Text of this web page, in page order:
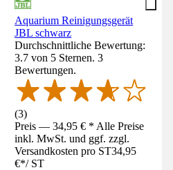
Aquarium Reinigungsgerät
JBL schwarz
Durchschnittliche Bewertung:
3.7 von 5 Sternen. 3
Bewertungen.
(3)
Preis — 34,95 € * Alle Preise
inkl. MwSt. und ggf. zzgl.
Versandkosten pro ST34,95
€*/ ST